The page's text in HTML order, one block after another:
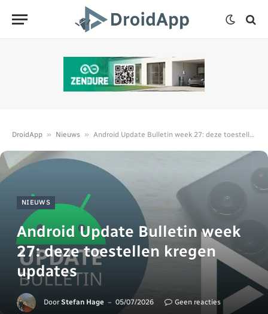
DroidApp » Nieuws » Android Update Bulletin week 27: deze toestellen kregen updates
NIEUWS
Android Update Bulletin week
27: deze toestellen kregen
updates
Door Stefan Hage 05/07/2026
Geen reacties